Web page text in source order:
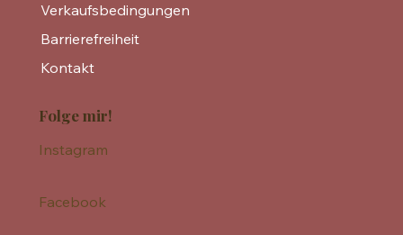
Verkaufsbedingungen
Barrierefreiheit
Kontakt
Folge mir!
Instagram
Facebook